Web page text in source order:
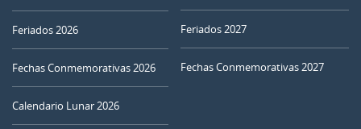
Feriados 2026
Fechas Conmemorativas 2026
Calendario Lunar 2026
Feriados 2027
Fechas Conmemorativas 2027